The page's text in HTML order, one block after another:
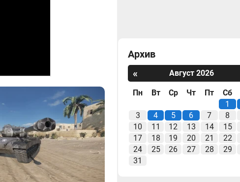
Архив
«
Август 2026
Пн Вт Ср Чт Пт
Сб
1
3
4 5 6 7
8
10
11 12 13 14
15
17
18 19 20 21
22
24
25 26 27 28
29
31